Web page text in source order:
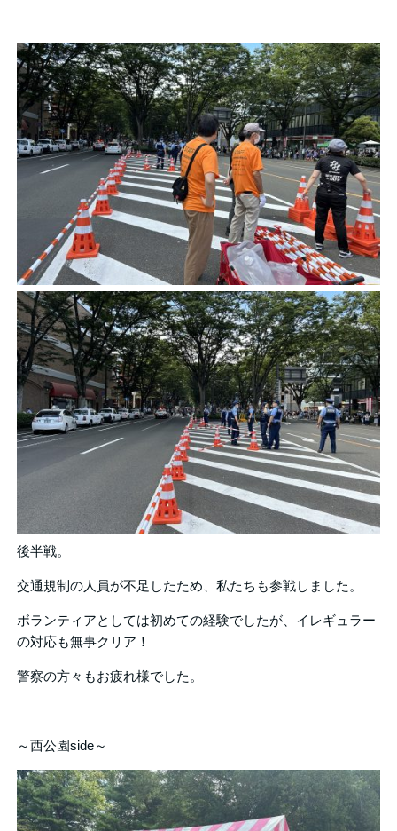
後半戦。
交通規制の人員が不足したため、私たちも参戦しました。
ボランティアとしては初めての経験でしたが、イレギュラー
の対応も無事クリア！
警察の方々もお疲れ様でした。
～西公園side～